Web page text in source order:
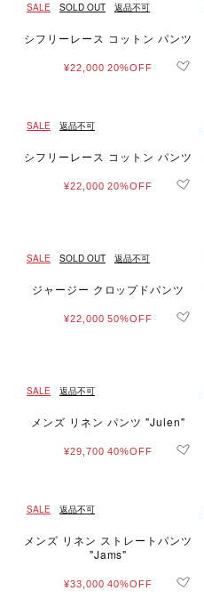
SALE SOLD OUT 返品不可
シフリーレース コットン パンツ
¥22,000 20%OFF
SALE 返品不可
シフリーレース コットン パンツ
¥22,000 20%OFF
SALE SOLD OUT 返品不可
ジャージー クロップドパンツ
¥22,000 50%OFF
SALE 返品不可
メンズ リネン パンツ "Julen"
¥29,700 40%OFF
SALE 返品不可
メンズ リネン ストレートパンツ
"Jams"
¥33,000 40%OFF